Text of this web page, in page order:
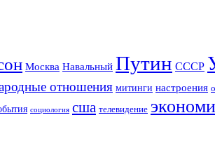
Москва Навальный Путин СССР
отношения митинги настроения
социология сша телевидение